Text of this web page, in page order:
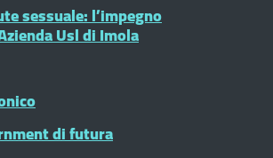
sessuale: l’impegno
Usl di Imola
di futura